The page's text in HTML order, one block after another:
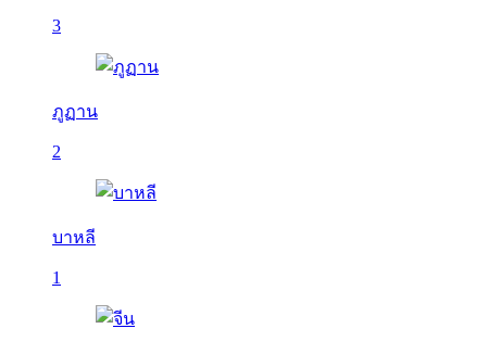
3
ภูฏาน
2
บาหลี
1